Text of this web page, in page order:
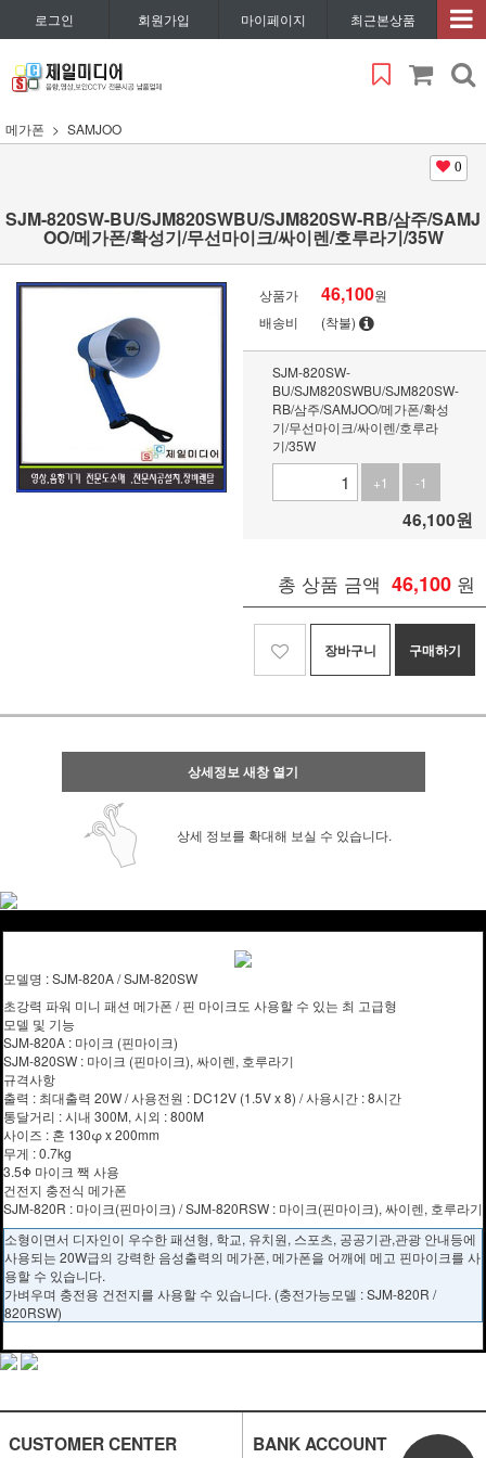
로그인 회원가입 마이페이지 최근본상품
메가폰 SAMJOO
0
SJM-820SW-BU/SJM820SWBU/SJM820SW-RB/삼주/SAMJ
OO/메가폰/확성기/무선마이크/싸이렌/호루라기/35W
상품가 46,100원
배송비
(착불)
SJM-820SW-
BU/SJM820SWBU/SJM820SW-
RB/삼주/SAMJOO/메가폰/확성
기/무선마이크/싸이렌/호루라
기/35W
+1
-1
46,100원
총 상품 금액 46,100 원
장바구니 구매하기
상세정보 새창 열기
상세 정보를 확대해 보실 수 있습니다.
모델명 : SJM-820A / SJM-820SW
초강력 파워 미니 패션 메가폰 / 핀 마이크도 사용할 수 있는 최 고급형
모델 및 기능
SJM-820A : 마이크 (핀마이크)
SJM-820SW : 마이크 (핀마이크), 싸이렌, 호루라기
규격사항
출력 : 최대출력 20W / 사용전원 : DC12V (1.5V x 8) / 사용시간 : 8시간
통달거리 : 시내 300M, 시외 : 800M
사이즈 : 혼 130φ x 200mm
무게 : 0.7kg
3.5Φ 마이크 짹 사용
건전지 충전식 메가폰
SJM-820R : 마이크(핀마이크) / SJM-820RSW : 마이크(핀마이크), 싸이렌, 호루라기
소형이면서 디자인이 우수한 패션형, 학교, 유치원, 스포츠, 공공기관,관광 안내등에
사용되는 20W급의 강력한 음성출력의 메가폰, 메가폰을 어깨에 메고 핀마이크를 사
용할 수 있습니다.
가벼우며 충전용 건전지를 사용할 수 있습니다. (충전가능모델 : SJM-820R /
820RSW)
CUSTOMER CENTER BANK ACCOUNT